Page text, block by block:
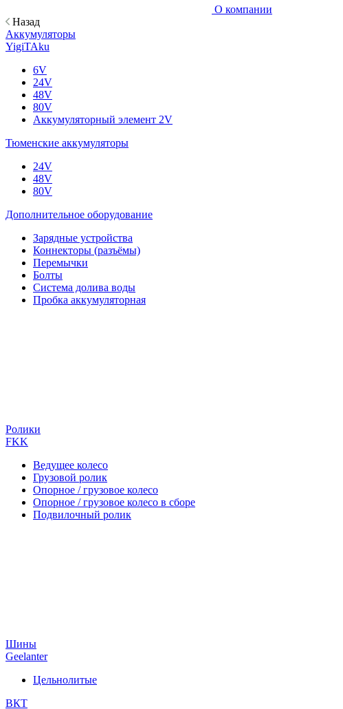
О компании
Назад
Аккумуляторы
YigiTAku
6V
24V
48V
80V
Аккумуляторный элемент 2V
Тюменские аккумуляторы
24V
48V
80V
Дополнительное оборудование
Зарядные устройства
Коннекторы (разъёмы)
Перемычки
Болты
Система долива воды
Пробка аккумуляторная
Ролики
FKK
Ведущее колесо
Грузовой ролик
Опорное / грузовое колесо
Опорное / грузовое колесо в сборе
Подвилочный ролик
Шины
Geelanter
Цельнолитые
ВКТ